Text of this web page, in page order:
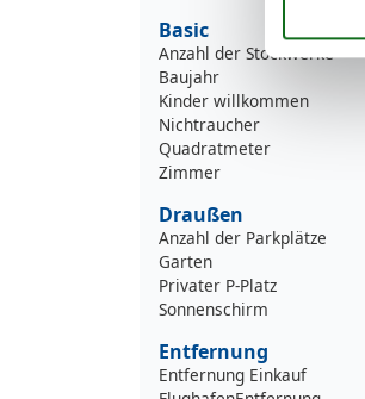
Basic
Anzahl der Stockwerke
Baujahr
Kinder willkommen
Nichtraucher
Quadratmeter
Zimmer
Draußen
Anzahl der Parkplätze
Garten
Privater P-Platz
Sonnenschirm
Entfernung
Entfernung Einkauf